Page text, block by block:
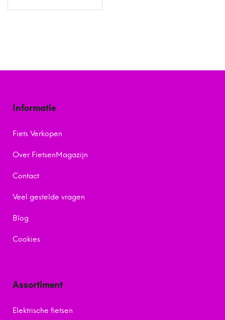
Informatie
Fiets Verkopen
Over FietsenMagazijn
Contact
Veel gestelde vragen
Blog
Cookies
Assortiment
Elektrische fietsen